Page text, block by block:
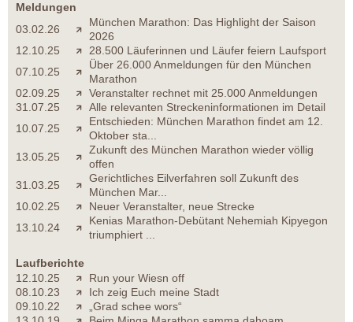
Meldungen
03.02.26
München Marathon: Das Highlight der Saison
2026
12.10.25
28.500 Läuferinnen und Läufer feiern Laufsport
07.10.25
Über 26.000 Anmeldungen für den München
Marathon
02.09.25
Veranstalter rechnet mit 25.000 Anmeldungen
31.07.25
Alle relevanten Streckeninformationen im Detail
10.07.25
Entschieden: München Marathon findet am 12.
Oktober sta...
13.05.25
Zukunft des München Marathon wieder völlig
offen
31.03.25
Gerichtliches Eilverfahren soll Zukunft des
München Mar...
10.02.25
Neuer Veranstalter, neue Strecke
13.10.24
Kenias Marathon-Debütant Nehemiah Kipyegon
triumphiert ...
Laufberichte
12.10.25
Run your Wiesn off
08.10.23
Ich zeig Euch meine Stadt
09.10.22
„Grad schee wors“